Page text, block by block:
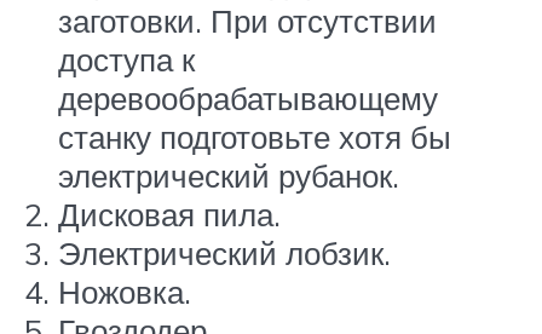
заготовки. При отсутствии
доступа к
деревообрабатывающему
станку подготовьте хотя бы
электрический рубанок.
Дисковая пила.
Электрический лобзик.
Ножовка.